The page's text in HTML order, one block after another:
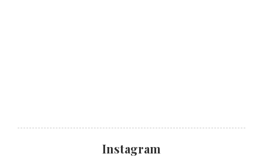
Instagram